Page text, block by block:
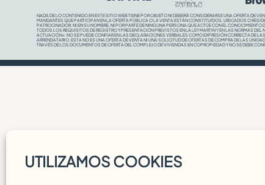
NADA DE LO CONTENIDO EN ESTE SITIO WEB TIENE POR OBJETO NI DEBERÁ CONSIDERARSE UNA OFERTA DE
MANDANTES QUE PARTICIPAN EN LA OFERTA PÚBLICA O LA VENTA ESTÁN CONSTITUIDOS, UBICADOS O
PATROCINADOR, NI EN SU NOMBRE, NI POR PARTE DE NINGUNA PERSONA QUE ACTÚE CON EL
TODOS LOS REQUISITOS DE REGISTRO Y PRESENTACIÓN PREVISTOS EN LA LEY MARTIN Y EN LAS NORMAS
ACTUACIÓN». NO SE PUEDE CONFIAR EN LAS DECLARACIONES VERBALES COMO EXPRESIÓN CORRECTA DE
ARRENDATARIO. ESTA NO ES UNA OFERTA DE VENTA NI UNA SOLICITUD DE OFERTAS DE COMPRA DE LAS
TRAVÉS DE LOS DOCUMENTOS DE OFERTA DEL COMPLEJO DE VIVIENDAS EN COPROPIEDAD Y NO SE DEBE